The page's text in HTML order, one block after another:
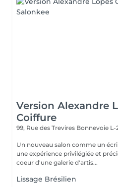
Version Alexandre
Coiffure
99, Rue des Trevires Bonnevoie L-
Un nouveau salon comme un
une expérience privilégiée et
coeur d'une galerie d'artis...
Lissage Brésilien